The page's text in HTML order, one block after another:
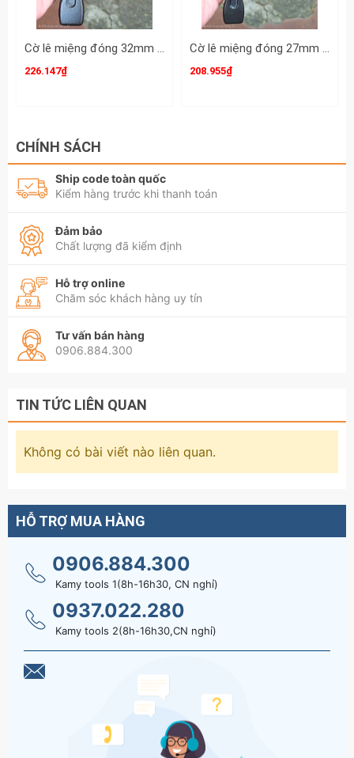
Cờ lê miệng đóng 32mm DIN133 Clip-On CLO-932032
226.147₫
Cờ lê miệng đóng 27mm DIN133 Clip-On CLO-932027
208.955₫
CHÍNH SÁCH
Ship code toàn quốc
Kiểm hàng trước khi thanh toán
Đảm bảo
Chất lượng đã kiểm định
Hỗ trợ online
Chăm sóc khách hàng uy tín
Tư vấn bán hàng
0906.884.300
TIN TỨC LIÊN QUAN
Không có bài viết nào liên quan.
HỖ TRỢ MUA HÀNG
0906.884.300
Kamy tools 1(8h-16h30, CN nghỉ)
0937.022.280
Kamy tools 2(8h-16h30,CN nghỉ)